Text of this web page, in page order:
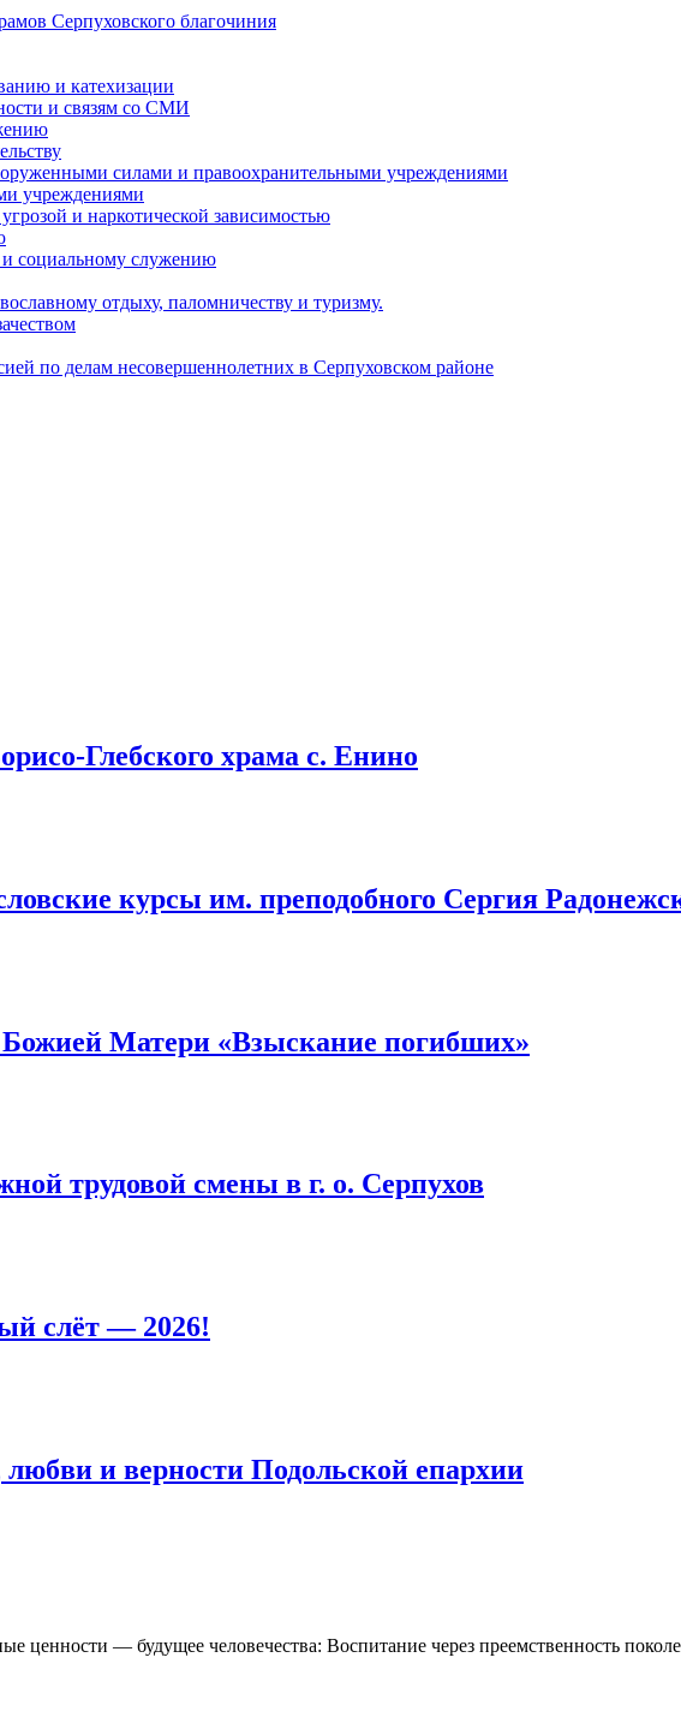
Серпуховского благочиния
и катехизации
и связям со СМИ
силами и правоохранительными учреждениями
учреждениями
и наркотической зависимостью
и социальному служению
отдыху, паломничеству и туризму.
по делам несовершеннолетних в Серпуховском районе
Глебского храма с. Енино
курсы им. преподобного Сергия
Матери «Взыскание погибших»
трудовой смены в г. о. Серпухов
слёт — 2026!
и верности Подольской епархии
ценности — будущее человечества: Воспитание через преемственность